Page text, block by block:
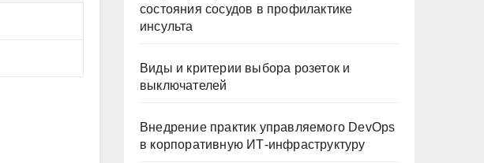
состояния сосудов в профилактике
инсульта
Виды и критерии выбора розеток и
выключателей
Внедрение практик управляемого DevOps
в корпоративную ИТ-инфраструктуру